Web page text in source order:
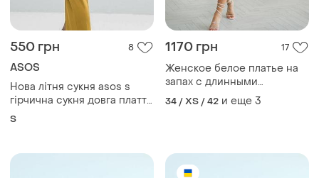
550 грн 8
ASOS
Нова літня сукня asos s
гірчична сукня довга плаття
на запах з розрізом на нозі
S
1170 грн 17
Женское белое платье на
запах с длинными
объемными рукавами с
вышивкой
34 / XS / 42 и еще 3